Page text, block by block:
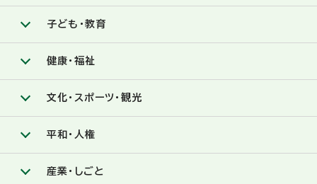
子ども・教育
健康・福祉
文化・スポーツ・観光
平和・人権
産業・しごと